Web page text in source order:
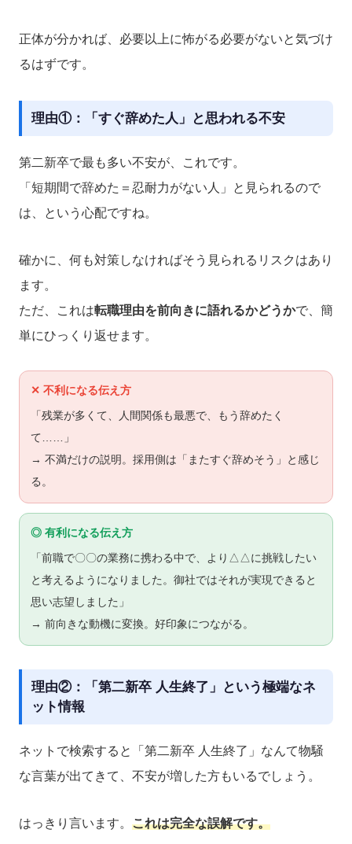
正体が分かれば、必要以上に怖がる必要がないと気づけ
るはずです。
理由①：「すぐ辞めた人」と思われる不安
第二新卒で最も多い不安が、これです。
「短期間で辞めた＝忍耐力がない人」と見られるので
は、という心配ですね。
確かに、何も対策しなければそう見られるリスクはあり
ます。
ただ、これは転職理由を前向きに語れるかどうかで、簡
単にひっくり返せます。
✕ 不利になる伝え方
「残業が多くて、人間関係も最悪で、もう辞めたく
て……」
→ 不満だけの説明。採用側は「またすぐ辞めそう」と感じ
る。
◎ 有利になる伝え方
「前職で〇〇の業務に携わる中で、より△△に挑戦したい
と考えるようになりました。御社ではそれが実現できると
思い志望しました」
→ 前向きな動機に変換。好印象につながる。
理由②：「第二新卒 人生終了」という極端なネ
ット情報
ネットで検索すると「第二新卒 人生終了」なんて物騒
な言葉が出てきて、不安が増した方もいるでしょう。
はっきり言います。 これは完全な誤解です。